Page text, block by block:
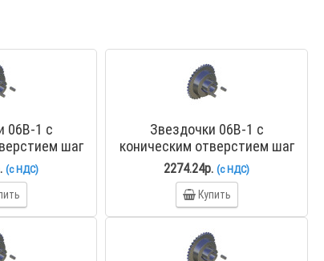
06B-1 с
шаг
PHS
(с НДС)
Звездочки 06B-1 с
коническим отверстием шаг
9,525 мм со ступицей PHS
06B-1TB29
2274.24р.(с НДС)
Купить